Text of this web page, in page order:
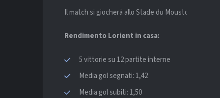
Il match si giocherà allo Stade du Moustoir,
Rendimento Lorient in casa:
5 vittorie su 12 partite interne
Media gol segnati: 1,42
Media gol subiti: 1,50